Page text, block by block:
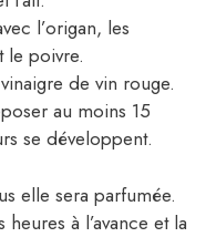
l’origan, les
le poivre.
de vin rouge.
au moins 15
se développent.
elle sera parfumée.
à l’avance et la